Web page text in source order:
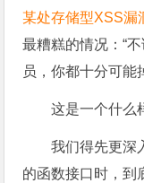
某处存储型XSS漏
最糟糕的情况：“
员，你都十分可能
这是一个什么
我们得先更深
的函数接口时，到